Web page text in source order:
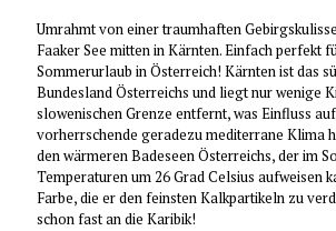
Umrahmt von einer traumhaften
Faaker See mitten in Kärnten. Einfach perfekt
Sommerurlaub in Österreich! Kärnten ist das
Bundesland Österreichs und liegt nur wenige
slowenischen Grenze entfernt, was Einfluss
vorherrschende geradezu mediterrane Klima
den wärmeren Badeseen Österreichs, der im
Temperaturen um 26 Grad Celsius aufweisen
Farbe, die er den feinsten Kalkpartikeln zu
schon fast an die Karibik!